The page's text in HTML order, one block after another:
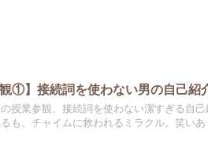
観①】接続詞を使わない男の自己紹
授業参観、接続詞を使わない潔すぎる自
も、チャイムに救われるミラクル。笑い